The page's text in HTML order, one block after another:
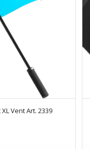
Vent Art. 2339